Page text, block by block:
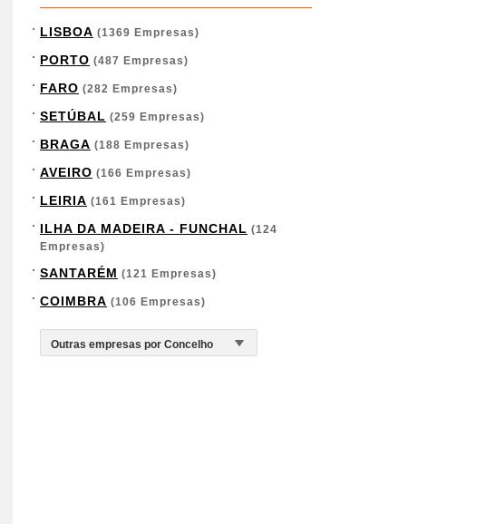
LISBOA (1369 Empresas)
PORTO (487 Empresas)
FARO (282 Empresas)
SETÚBAL (259 Empresas)
BRAGA (188 Empresas)
AVEIRO (166 Empresas)
LEIRIA (161 Empresas)
ILHA DA MADEIRA - FUNCHAL (124
Empresas)
SANTARÉM (121 Empresas)
COIMBRA (106 Empresas)